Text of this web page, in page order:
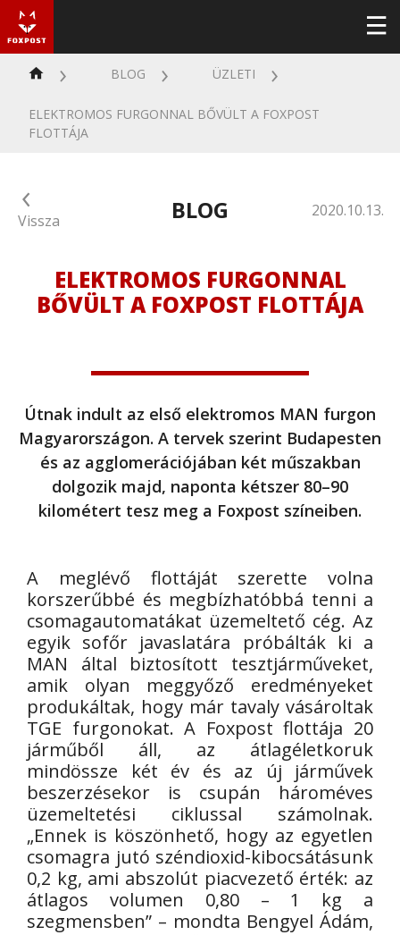
BLOG ÜZLETI
ELEKTROMOS FURGONNAL BŐVÜLT A FOXPOST
FLOTTÁJA
Vissza BLOG 2020.10.13.
ELEKTROMOS FURGONNAL
BŐVÜLT A FOXPOST FLOTTÁJA
Útnak indult az első elektromos MAN furgon
Magyarországon. A tervek szerint Budapesten
és az agglomerációjában két műszakban
dolgozik majd, naponta kétszer 80–90
kilométert tesz meg a Foxpost színeiben.
A meglévő flottáját szerette volna
korszerűbbé és megbízhatóbbá tenni a
csomagautomatákat üzemeltető cég. Az
egyik sofőr javaslatára próbálták ki a
MAN által biztosított tesztjárműveket,
amik olyan meggyőző eredményeket
produkáltak, hogy már tavaly vásároltak
TGE furgonokat. A Foxpost flottája 20
járműből áll, az átlagéletkoruk
mindössze két év és az új járművek
beszerzésekor is csupán hároméves
üzemeltetési ciklussal számolnak.
„Ennek is köszönhető, hogy az egyetlen
csomagra jutó széndioxid-kibocsátásunk
0,2 kg, ami abszolút piacvezető érték: az
átlagos volumen 0,80 – 1 kg a
szegmensben” – mondta Bengyel Ádám,